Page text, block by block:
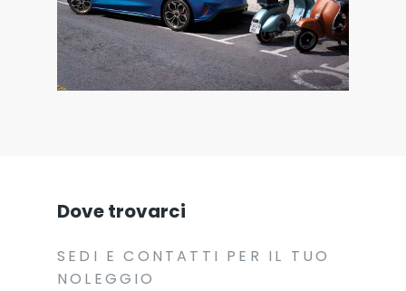
Dove trovarci
SEDI E CONTATTI PER IL TUO
NOLEGGIO